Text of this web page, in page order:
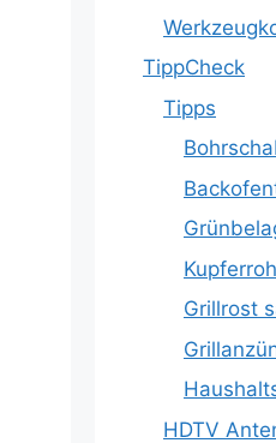
TippCheck
Tipps
Grillrost
HDTV